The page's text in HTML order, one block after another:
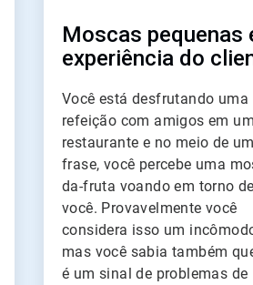
Moscas pequenas
experiência do
Você está desfrutando uma
refeição com amigos em um
restaurante e no meio de
frase, você percebe uma
da-fruta voando em torno de
você. Provavelmente você
considera isso um
mas você sabia também
é um sinal de problemas de